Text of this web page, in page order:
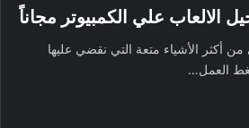
أكثر الأشياء متعة التي نقضي عليها
العمل…